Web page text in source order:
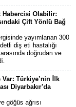
Habercisi Olabilir:
Çift Yönlü Bağ
yayımlanan 300
diş eti hastalığı
doğrudan ve
Var: Türkiye’nin İlk
Diyarbakır’da
göğüs ağrısı